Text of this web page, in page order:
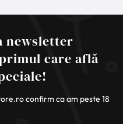
newsletter
care află
confirm ca am peste 18